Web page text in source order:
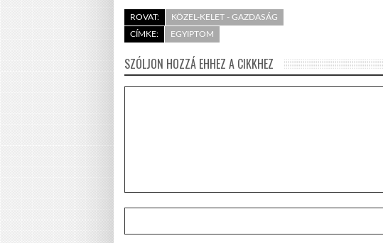
ROVAT:
KÖZEL-KELET - GAZDASÁG
CÍMKE:
EGYIPTOM
SZÓLJON HOZZÁ EHHEZ A CIKKHEZ